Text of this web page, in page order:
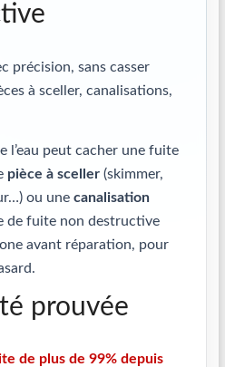
précision, sans casser
à sceller, canalisations,
l’eau peut cacher une fuite
pièce à sceller(skimmer,
ou une canalisation
de fuite non destructive
avant réparation, pour
prouvée
de plus de 99% depuis